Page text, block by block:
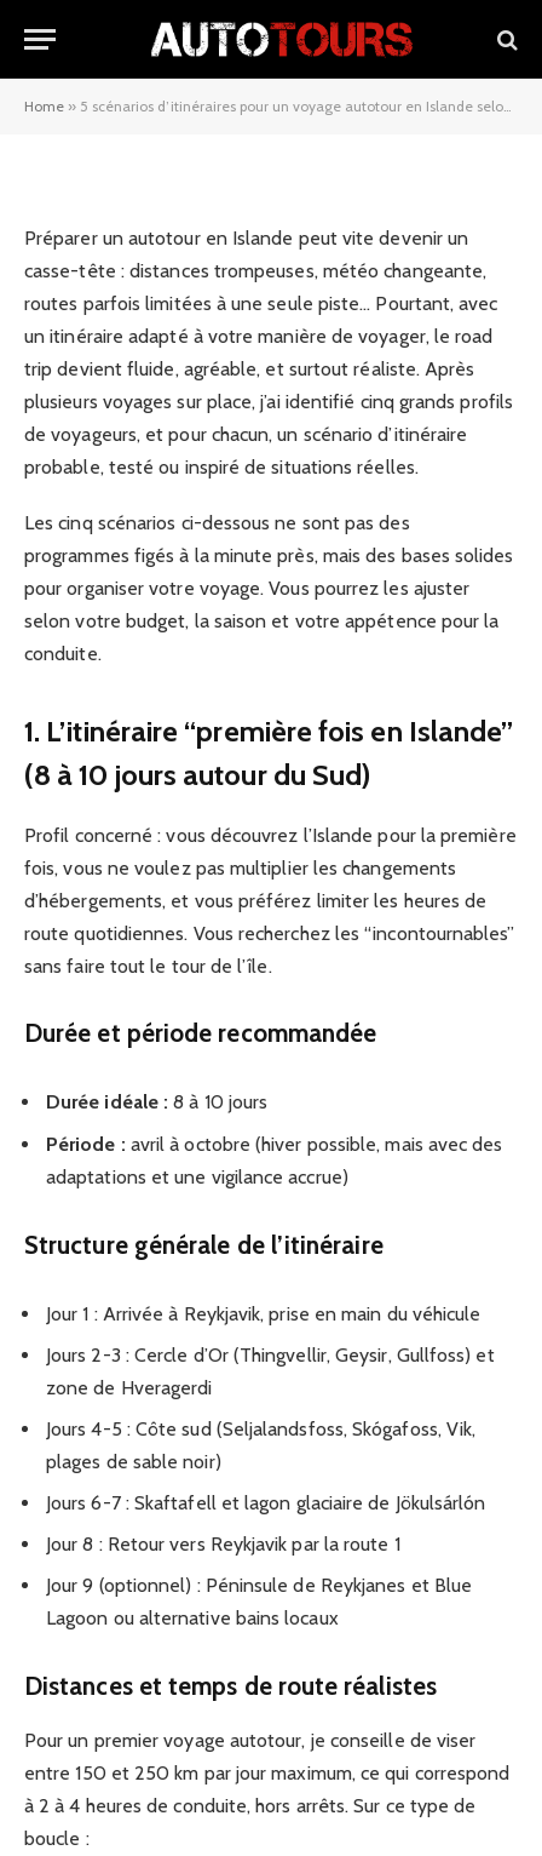
Home » 5 scénarios d’itinéraires pour un voyage autotour en Islande selon votre style de voyageur
voyage autotour en Islande selon
votre style de voyageur
Préparer un autotour en Islande peut vite devenir un
casse-tête : distances trompeuses, météo changeante,
routes parfois limitées à une seule piste… Pourtant, avec
un itinéraire adapté à votre manière de voyager, le road
trip devient fluide, agréable, et surtout réaliste. Après
plusieurs voyages sur place, j’ai identifié cinq grands profils
de voyageurs, et pour chacun, un scénario d’itinéraire
probable, testé ou inspiré de situations réelles.
Les cinq scénarios ci-dessous ne sont pas des
programmes figés à la minute près, mais des bases solides
pour organiser votre voyage. Vous pourrez les ajuster
selon votre budget, la saison et votre appétence pour la
conduite.
1. L’itinéraire “première fois en Islande”
(8 à 10 jours autour du Sud)
Profil concerné : vous découvrez l’Islande pour la première
fois, vous ne voulez pas multiplier les changements
d’hébergements, et vous préférez limiter les heures de
route quotidiennes. Vous recherchez les “incontournables”
sans faire tout le tour de l’île.
Durée et période recommandée
Durée idéale : 8 à 10 jours
Période : avril à octobre (hiver possible, mais avec des
adaptations et une vigilance accrue)
Structure générale de l’itinéraire
Jour 1 : Arrivée à Reykjavik, prise en main du véhicule
Jours 2-3 : Cercle d’Or (Thingvellir, Geysir, Gullfoss) et
zone de Hveragerdi
Jours 4-5 : Côte sud (Seljalandsfoss, Skógafoss, Vik,
plages de sable noir)
Jours 6-7 : Skaftafell et lagon glaciaire de Jökulsárlón
Jour 8 : Retour vers Reykjavik par la route 1
Jour 9 (optionnel) : Péninsule de Reykjanes et Blue
Lagoon ou alternative bains locaux
Distances et temps de route réalistes
Pour un premier voyage autotour, je conseille de viser
entre 150 et 250 km par jour maximum, ce qui correspond
à 2 à 4 heures de conduite, hors arrêts. Sur ce type de
boucle :